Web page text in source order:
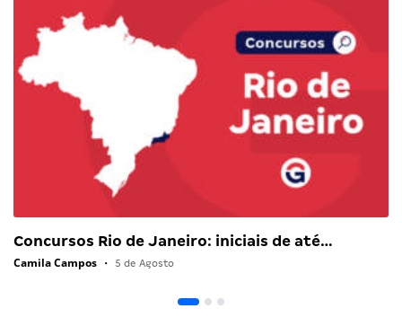
Concursos Rio de Janeiro: iniciais de até…
Camila Campos • 5 de Agosto